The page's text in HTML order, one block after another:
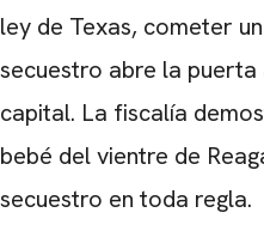
ley de Texas, cometer
secuestro abre la
capital. La fiscalía
bebé del vientre de
secuestro en toda regla.